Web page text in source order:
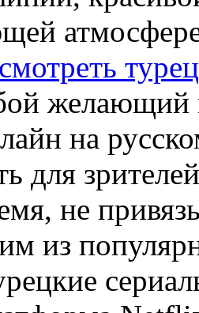
смотреть
желающий
на
для
не
из